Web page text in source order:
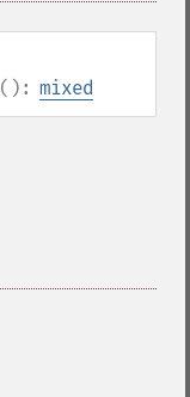
(): mixed